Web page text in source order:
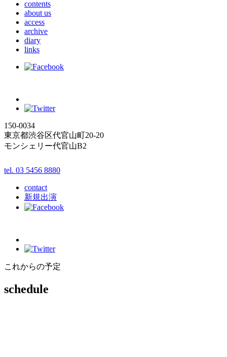
contents
about us
access
archive
diary
links
150-0034
東京都渋谷区代官山町20-20
モンシェリー代官山B2
tel. 03 5456 8880
contact
新規出演
これからの予定
schedule